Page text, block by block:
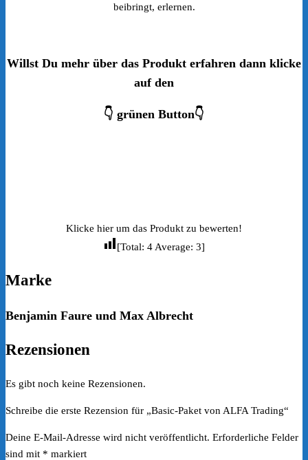
beibringt, erlernen.
Willst Du mehr über das Produkt erfahren dann klicke
auf den
👇 grünen Button👇
Klicke hier um das Produkt zu bewerten!
[Total: 4Average: 3]
Marke
Benjamin Faure und Max Albrecht
Rezensionen
Es gibt noch keine Rezensionen.
Schreibe die erste Rezension für „Basic-Paket von ALFA Trading“
Deine E-Mail-Adresse wird nicht veröffentlicht. Erforderliche Felder
sind mit * markiert